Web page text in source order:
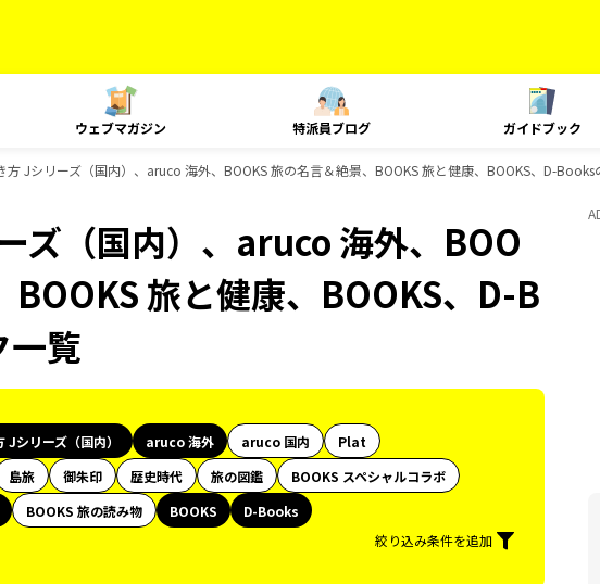
ウェブマガジン 特派員ブログ ガイドブック
方 Jシリーズ（国内）、aruco 海外、BOOKS 旅の名言＆絶景、BOOKS 旅と健康、BOOKS、D-
ズ（国内）、aruco 海外、BOO
BOOKS 旅と健康、BOOKS、D-B
覧
Jシリーズ（国内） aruco 海外 aruco 国内
Plat
島旅 御朱印 歴史時代 旅の図鑑
BOOKS スペシャルコラボ
BOOKS 旅の読み物 BOOKS
D-Books
絞り込み条件を追加